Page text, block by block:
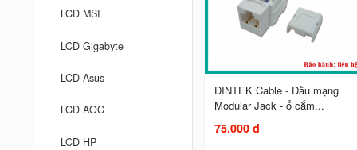
LCD MSI
LCD Gigabyte
LCD Asus
LCD AOC
LCD HP
DINTEK Cable - Đầu mạng
Modular Jack - ổ cắm...
75.000 đ